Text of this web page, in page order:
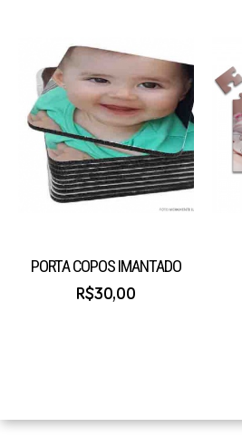
PORTA COPOS IMANTADO
R$30,00